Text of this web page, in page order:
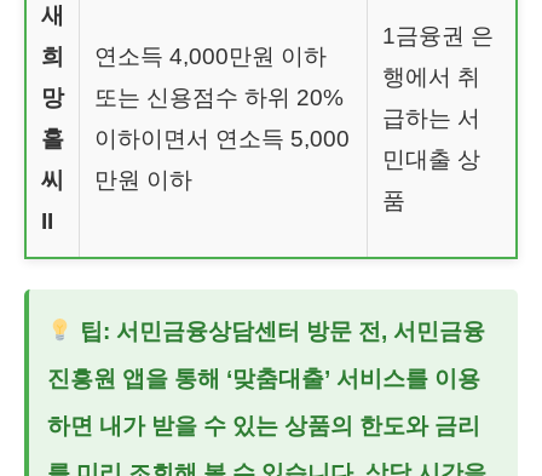
새
희
망
홀
씨
II
연소득 4,000만원 이하
또는 신용점수 하위 20%
이하이면서 연소득 5,000
만원 이하
1금융권 은
행에서 취
급하는 서
민대출 상
품
팁: 서민금융상담센터 방문 전, 서민금융
진흥원 앱을 통해 ‘맞춤대출’ 서비스를 이용
하면 내가 받을 수 있는 상품의 한도와 금리